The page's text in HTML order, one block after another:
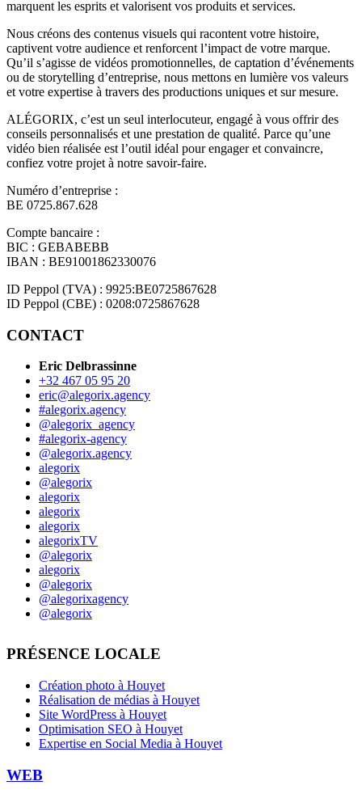
marquent les esprits et valorisent vos produits et services.
Nous créons des contenus visuels qui racontent votre histoire,
captivent votre audience et renforcent l’impact de votre marque.
Qu’il s’agisse de vidéos promotionnelles, de captation d’événements
ou de storytelling d’entreprise, nous mettons en lumière vos valeurs
et votre expertise à travers des productions uniques et sur mesure.
ALÉGORIX, c’est un seul interlocuteur, engagé à vous offrir des
conseils personnalisés et une prestation de qualité. Parce qu’une
vidéo bien réalisée est l’outil idéal pour engager et convaincre,
confiez votre projet à notre savoir-faire.
Numéro d’entreprise :
BE 0725.867.628
Compte bancaire :
BIC : GEBABEBB
IBAN : BE91001862330076
ID Peppol (TVA) : 9925:BE0725867628
ID Peppol (CBE) : 0208:0725867628
CONTACT
Eric Delbrassinne
+32 467 05 95 20
eric@alegorix.agency
#alegorix.agency
@alegorix_agency
#alegorix-agency
@alegorix.agency
alegorix
@alegorix
alegorix
alegorix
alegorix
alegorixTV
@alegorix
alegorix
@alegorix
@alegorixagency
@alegorix
PRÉSENCE LOCALE
Création photo à Houyet
Réalisation de médias à Houyet
Site WordPress à Houyet
Optimisation SEO à Houyet
Expertise en Social Media à Houyet
WEB